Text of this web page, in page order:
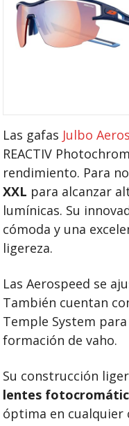
Las gafas Julbo
REACTIV
rendimiento. Para
XXL para alcanzar
lumínicas. Su
cómoda y una
ligereza.
Las Aerospeed se
También cuentan
Temple System
formación de vaho.
Su construcción
lentes
óptima en cualquier